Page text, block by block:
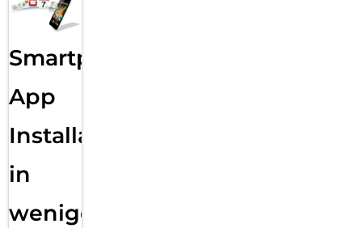
einfach anpassbaren Zifferblättern und einer großen Auswahl
an Armbändern in unterschiedlichen Farben, Stilen und
Smartphone
App
Installation
in
wenigen